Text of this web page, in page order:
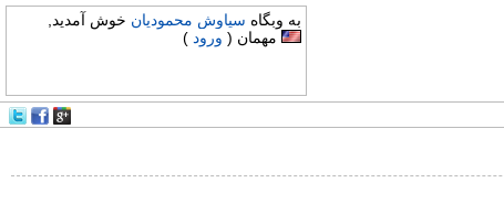
به وبگاه سیاوش محمودیان خوش آمدید,
مهمان ( ورود )